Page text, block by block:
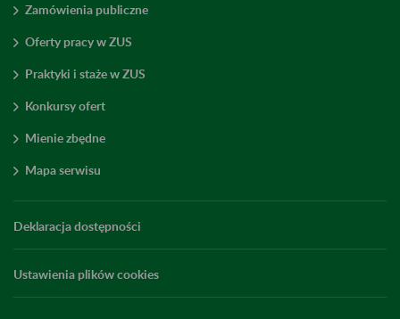
Zamówienia publiczne
Oferty pracy w ZUS
Praktyki i staże w ZUS
Konkursy ofert
Mienie zbędne
Mapa serwisu
Deklaracja dostępności
Ustawienia plików cookies